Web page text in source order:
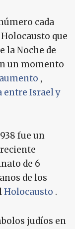
cada
que
la Noche de
un momento
,
entre Israel y
fue un
de 6
de los
Holocausto .
judíos en